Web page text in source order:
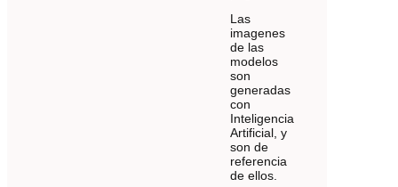
Las
imagenes
de las
modelos
son
generadas
con
Inteligencia
Artificial, y
son de
referencia
de ellos.